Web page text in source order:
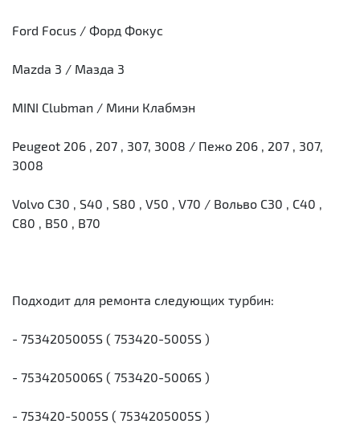
Ford Focus / Форд Фокус
Mazda 3 / Мазда 3
MINI Clubman / Мини Клабмэн
Peugeot 206 , 207 , 307, 3008 / Пежо 206 , 207 , 307,
3008
Volvo C30 , S40 , S80 , V50 , V70 / Вольво С30 , С40 ,
С80 , В50 , В70
Подходит для ремонта следующих турбин:
- 7534205005S ( 753420-5005S )
- 7534205006S ( 753420-5006S )
- 753420-5005S ( 7534205005S )